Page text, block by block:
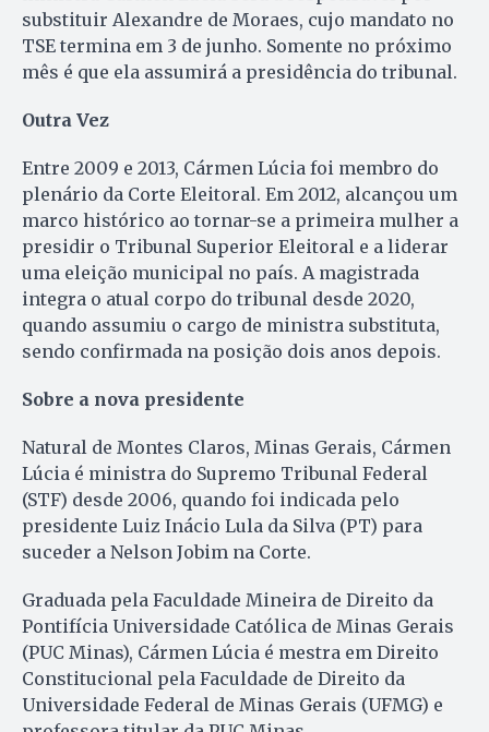
substituir Alexandre de Moraes, cujo mandato no
TSE termina em 3 de junho. Somente no próximo
mês é que ela assumirá a presidência do tribunal.
Outra Vez
Entre 2009 e 2013, Cármen Lúcia foi membro do
plenário da Corte Eleitoral. Em 2012, alcançou um
marco histórico ao tornar-se a primeira mulher a
presidir o Tribunal Superior Eleitoral e a liderar
uma eleição municipal no país. A magistrada
integra o atual corpo do tribunal desde 2020,
quando assumiu o cargo de ministra substituta,
sendo confirmada na posição dois anos depois.
Sobre a nova presidente
Natural de Montes Claros, Minas Gerais, Cármen
Lúcia é ministra do Supremo Tribunal Federal
(STF) desde 2006, quando foi indicada pelo
presidente Luiz Inácio Lula da Silva (PT) para
suceder a Nelson Jobim na Corte.
Graduada pela Faculdade Mineira de Direito da
Pontifícia Universidade Católica de Minas Gerais
(PUC Minas), Cármen Lúcia é mestra em Direito
Constitucional pela Faculdade de Direito da
Universidade Federal de Minas Gerais (UFMG) e